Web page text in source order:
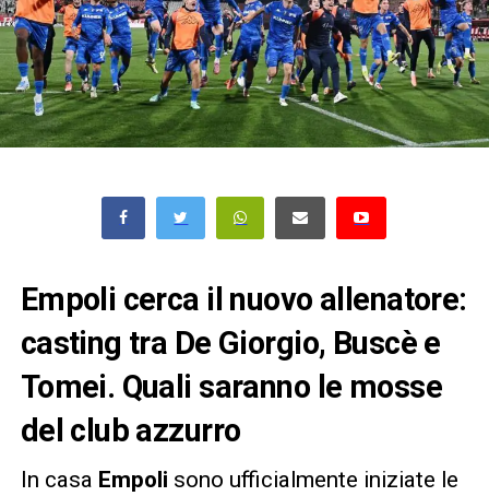
Empoli cerca il nuovo allenatore:
casting tra De Giorgio, Buscè e
Tomei. Quali saranno le mosse
del club azzurro
In casa Empoli sono ufficialmente iniziate le